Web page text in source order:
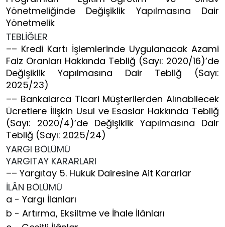
Yönetmeliğinde Değişiklik Yapılmasına Dair
Yönetmelik
TEBLİĞLER
–– Kredi Kartı İşlemlerinde Uygulanacak Azami
Faiz Oranları Hakkında Tebliğ (Sayı: 2020/16)’de
Değişiklik Yapılmasına Dair Tebliğ (Sayı:
2025/23)
–– Bankalarca Ticari Müşterilerden Alınabilecek
Ücretlere İlişkin Usul ve Esaslar Hakkında Tebliğ
(Sayı: 2020/4)’de Değişiklik Yapılmasına Dair
Tebliğ (Sayı: 2025/24)
YARGI BÖLÜMÜ
YARGITAY KARARLARI
–– Yargıtay 5. Hukuk Dairesine Ait Kararlar
İLÂN BÖLÜMÜ
a - Yargı İlanları
b - Artırma, Eksiltme ve İhale İlânları